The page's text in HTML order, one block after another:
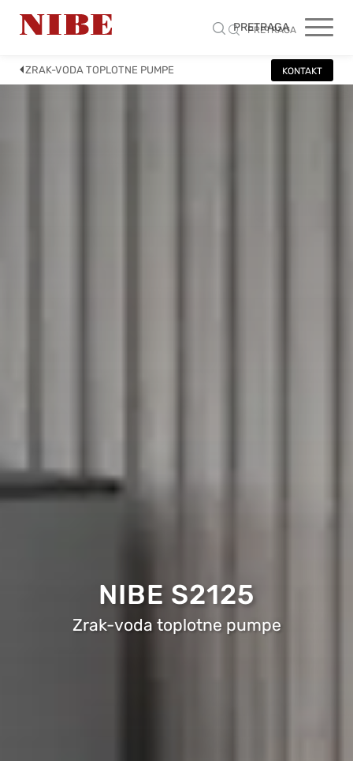
PRETRAGA
PRETRAGA
ZRAK-VODA TOPLOTNE PUMPE KONTAKT
NIBE S2125
Zrak-voda toplotne pumpe